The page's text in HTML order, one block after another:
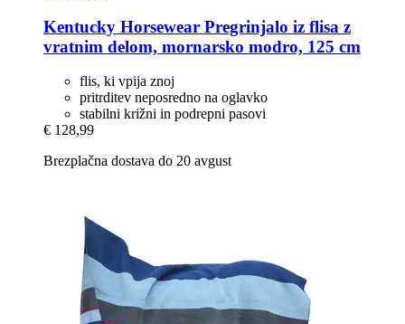
Kentucky Horsewear Pregrinjalo iz flisa z
vratnim delom, mornarsko modro, 125 cm
flis, ki vpija znoj
pritrditev neposredno na oglavko
stabilni križni in podrepni pasovi
€ 128,99
Brezplačna dostava do 20 avgust